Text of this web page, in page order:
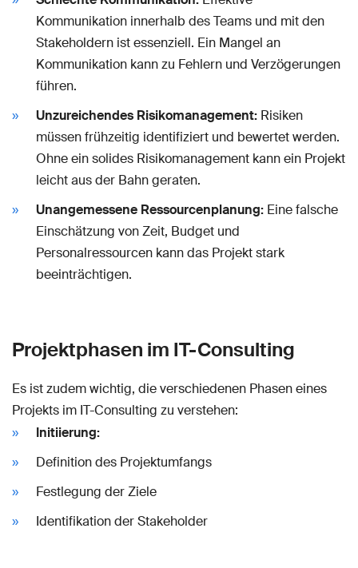
Kommunikation innerhalb des Teams und mit den
Stakeholdern ist essenziell. Ein Mangel an
Kommunikation kann zu Fehlern und Verzögerungen
führen.
Unzureichendes Risikomanagement: Risiken
müssen frühzeitig identifiziert und bewertet werden.
Ohne ein solides Risikomanagement kann ein Projekt
leicht aus der Bahn geraten.
Unangemessene Ressourcenplanung: Eine falsche
Einschätzung von Zeit, Budget und
Personalressourcen kann das Projekt stark
beeinträchtigen.
Projektphasen im IT-Consulting
Es ist zudem wichtig, die verschiedenen Phasen eines
Projekts im IT-Consulting zu verstehen:
Initiierung:
Definition des Projektumfangs
Festlegung der Ziele
Identifikation der Stakeholder